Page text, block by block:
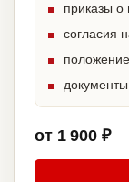
приказы о
согласия
от 1 900 ₽